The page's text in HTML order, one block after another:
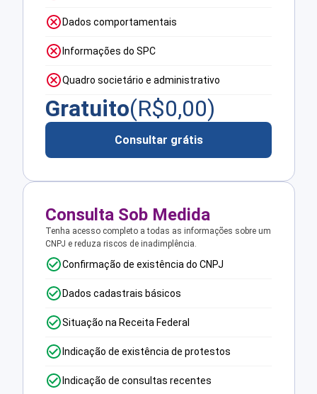
Dados comportamentais
Informações do SPC
Quadro societário e administrativo
Gratuito(R$0,00)
Consultar grátis
Consulta Sob Medida
Tenha acesso completo a todas as informações sobre um
CNPJ e reduza riscos de inadimplência.
Confirmação de existência do CNPJ
Dados cadastrais básicos
Situação na Receita Federal
Indicação de existência de protestos
Indicação de consultas recentes